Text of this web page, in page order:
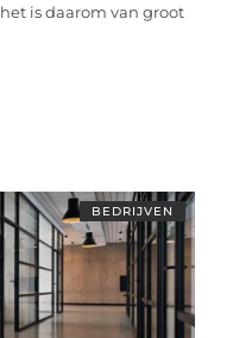
is daarom van groot
BEDRIJVEN